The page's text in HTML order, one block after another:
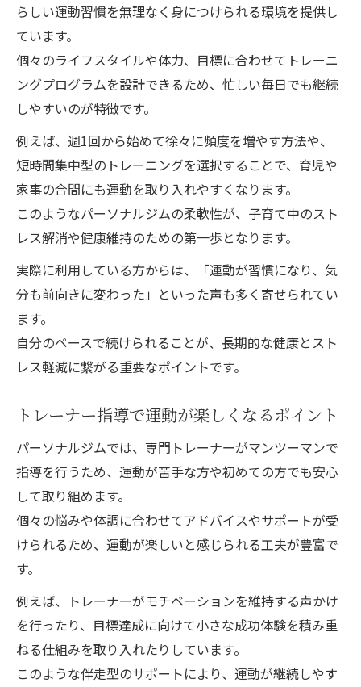
らしい運動習慣を無理なく身につけられる環境を提供し
ています。
個々のライフスタイルや体力、目標に合わせてトレーニ
ングプログラムを設計できるため、忙しい毎日でも継続
しやすいのが特徴です。
例えば、週1回から始めて徐々に頻度を増やす方法や、
短時間集中型のトレーニングを選択することで、育児や
家事の合間にも運動を取り入れやすくなります。
このようなパーソナルジムの柔軟性が、子育て中のスト
レス解消や健康維持のための第一歩となります。
実際に利用している方からは、「運動が習慣になり、気
分も前向きに変わった」といった声も多く寄せられてい
ます。
自分のペースで続けられることが、長期的な健康とスト
レス軽減に繋がる重要なポイントです。
トレーナー指導で運動が楽しくなるポイント
パーソナルジムでは、専門トレーナーがマンツーマンで
指導を行うため、運動が苦手な方や初めての方でも安心
して取り組めます。
個々の悩みや体調に合わせてアドバイスやサポートが受
けられるため、運動が楽しいと感じられる工夫が豊富で
す。
例えば、トレーナーがモチベーションを維持する声かけ
を行ったり、目標達成に向けて小さな成功体験を積み重
ねる仕組みを取り入れたりしています。
このような伴走型のサポートにより、運動が継続しやす